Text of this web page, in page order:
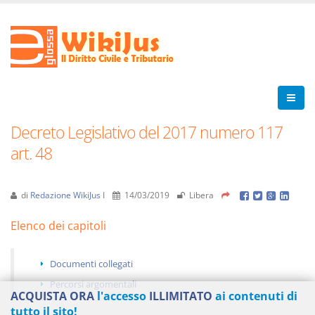
Decreto Legislativo del 2017 numero 117
art. 48
di Redazione WikiJus I 14/03/2019 Libera
Elenco dei capitoli
Documenti collegati
Percorsi argomentali
ACQUISTA ORA l'accesso ILLIMITATO ai contenuti di
tutto il sito!